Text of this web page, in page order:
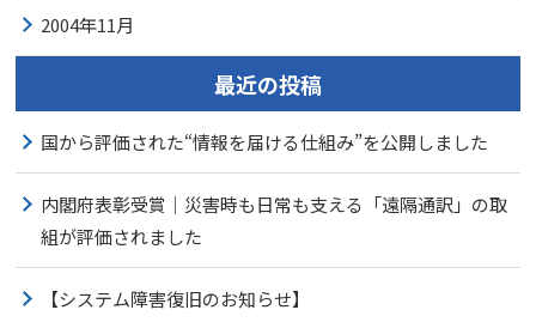
2004年11月
最近の投稿
国から評価された“情報を届ける仕組み”を公開しました
内閣府表彰受賞｜災害時も日常も支える「遠隔通訳」の取
組が評価されました
【システム障害復旧のお知らせ】